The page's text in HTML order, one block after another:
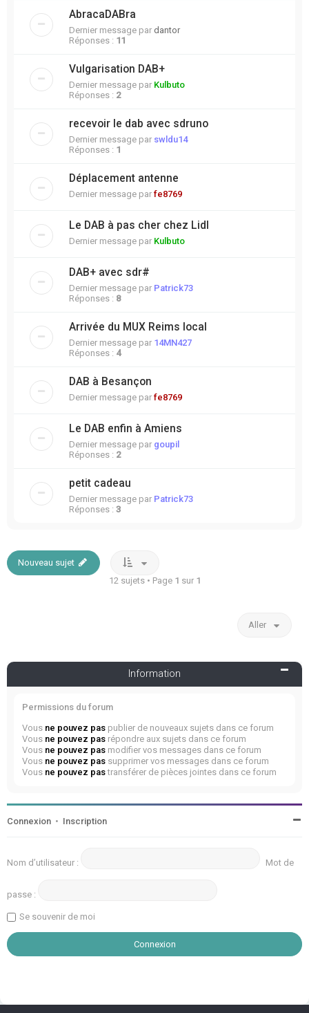
AbracaDABra
Dernier message par dantor
Réponses : 11
Vulgarisation DAB+
Dernier message par Kulbuto
Réponses : 2
recevoir le dab avec sdruno
Dernier message par swldu14
Réponses : 1
Déplacement antenne
Dernier message par fe8769
Le DAB à pas cher chez Lidl
Dernier message par Kulbuto
DAB+ avec sdr#
Dernier message par Patrick73
Réponses : 8
Arrivée du MUX Reims local
Dernier message par 14MN427
Réponses : 4
DAB à Besançon
Dernier message par fe8769
Le DAB enfin à Amiens
Dernier message par goupil
Réponses : 2
petit cadeau
Dernier message par Patrick73
Réponses : 3
Nouveau sujet
12 sujets • Page 1 sur 1
Aller
Information
Permissions du forum
Vous ne pouvez pas publier de nouveaux sujets dans ce forum
Vous ne pouvez pas répondre aux sujets dans ce forum
Vous ne pouvez pas modifier vos messages dans ce forum
Vous ne pouvez pas supprimer vos messages dans ce forum
Vous ne pouvez pastransférer de pièces jointes dans ce forum
Connexion • Inscription
Nom d’utilisateur : Mot de
passe :
Se souvenir de moi